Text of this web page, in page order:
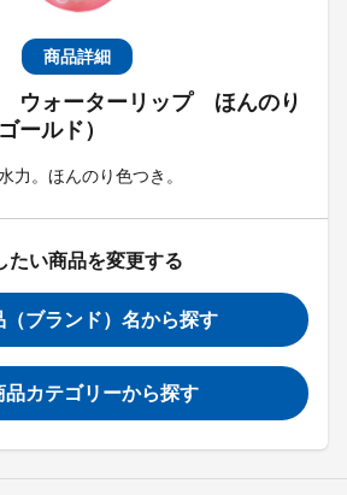
商品詳細
ウォーターリップ ほんのり
ールド）
力。ほんのり色つき。
たい商品を変更する
（ブランド）名から探す
品カテゴリーから探す